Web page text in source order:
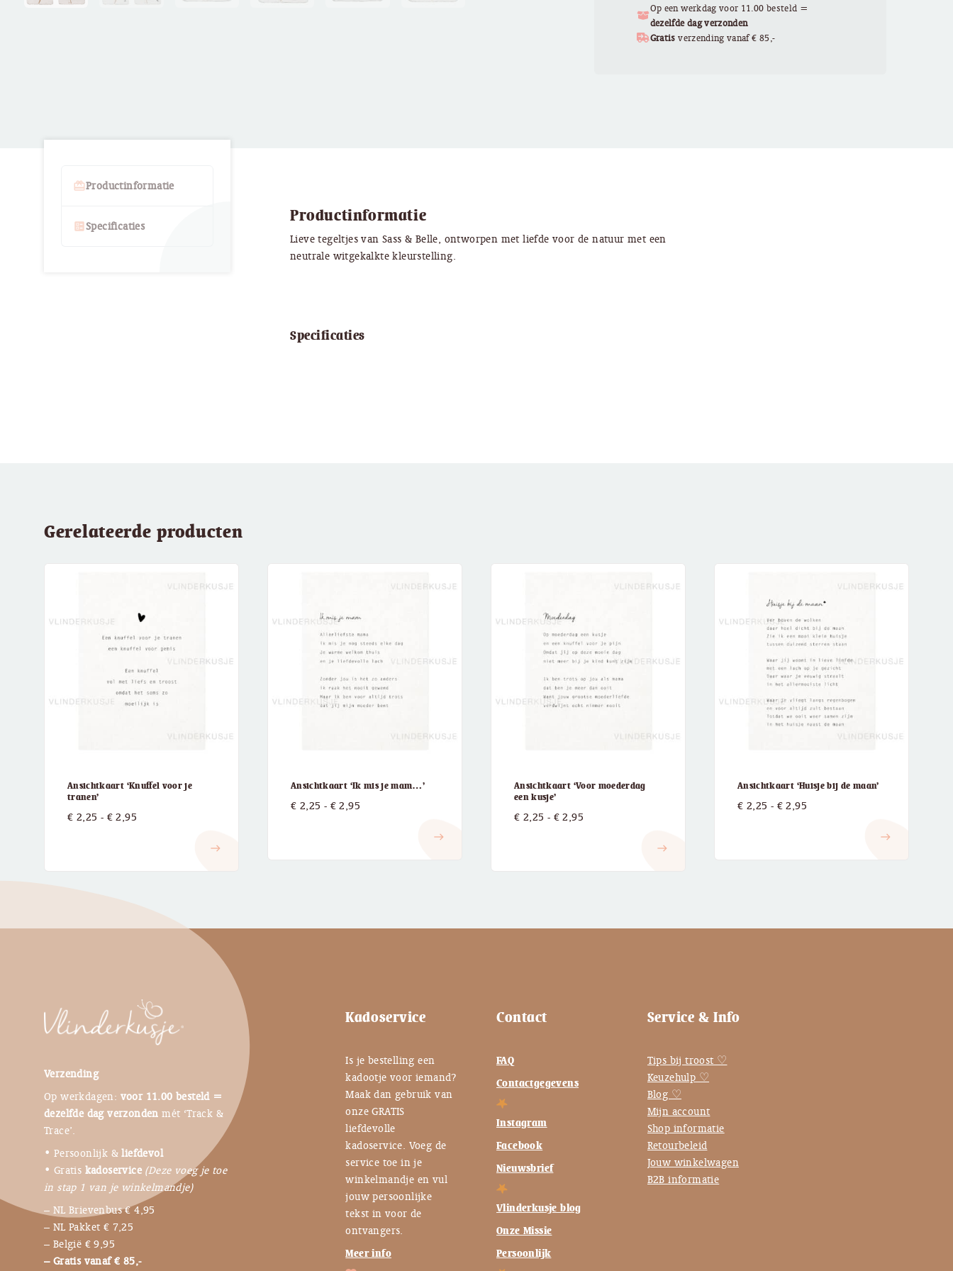
Op een werkdag voor 11.00 besteld =
dezelfde dag verzonden
Gratis verzending vanaf € 85,-
card_giftcardProductinformatie
ballotSpecificaties
Productinformatie
Lieve tegeltjes van Sass & Belle, ontworpen met liefde voor de natuur met een
neutrale witgekalkte kleurstelling.
Specificaties
Gerelateerde producten
Ansichtkaart ‘Knuffel voor je
tranen’
€ 2,25 - € 2,95
east
Ansichtkaart ‘Ik mis je mam…’
€ 2,25 - € 2,95
east
Ansichtkaart ‘Voor moederdag
een kusje’
€ 2,25 - € 2,95
east
Ansichtkaart ‘Huisje bij de maan’
€ 2,25 - € 2,95
east
Verzending
Op werkdagen: voor 11.00 besteld =
dezelfde dag verzonden mét ‘Track &
Trace’.
• Persoonlijk &liefdevol
• Gratis kadoservice (Deze voeg je toe
in stap 1 van je winkelmandje)
– NL Brievenbus € 4,95
– NL Pakket € 7,25
– België € 9,95
– Gratis vanaf € 85,-
Kadoservice
Is je bestelling een
kadootje voor iemand?
Maak dan gebruik van
onze GRATIS
liefdevolle
kadoservice. Voeg de
service toe in je
winkelmandje en vul
jouw persoonlijke
tekst in voor de
ontvangers.
Meer info
Contact
FAQ
Contactgegevens
Instagram
Facebook
Nieuwsbrief
Vlinderkusje blog
Onze Missie
Persoonlijk
Service & Info
Tips bij troost ♡
Keuzehulp ♡
Blog ♡
Mijn account
Shop informatie
Retourbeleid
Jouw winkelwagen
B2B informatie